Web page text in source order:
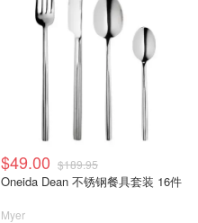
$49.00 $189.95
Oneida Dean 不锈钢餐具套装 16件
Myer